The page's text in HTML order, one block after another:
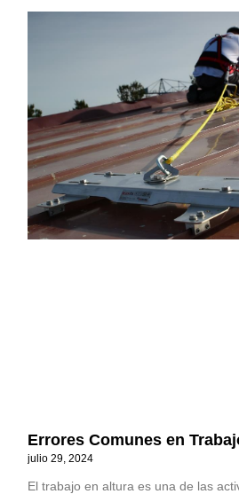
Errores Comunes en
julio 29, 2024
El trabajo en altura es una de las